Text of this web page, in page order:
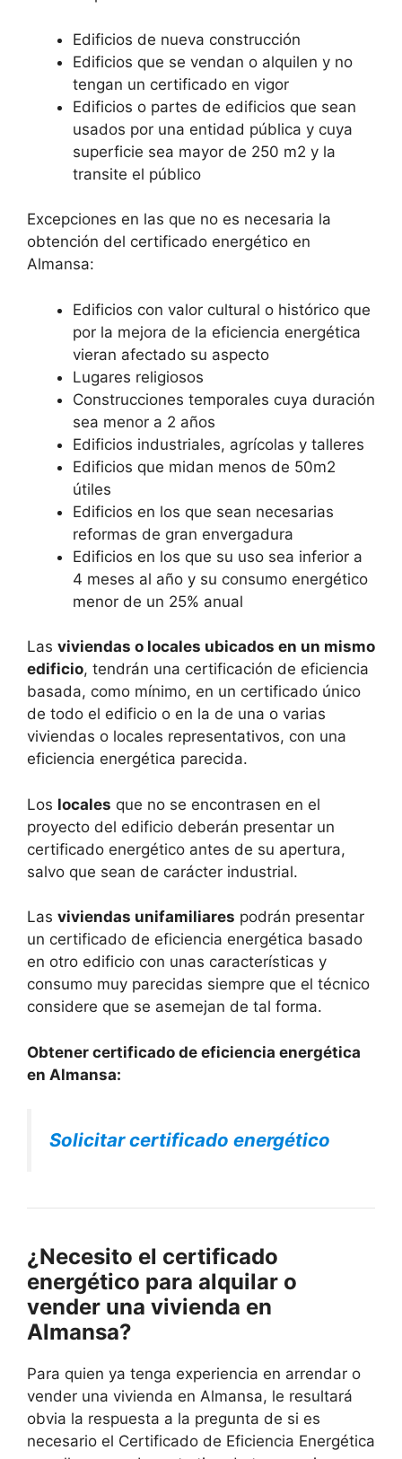
Edificios de nueva construcción
Edificios que se vendan o alquilen y no
tengan un certificado en vigor
Edificios o partes de edificios que sean
usados por una entidad pública y cuya
superficie sea mayor de 250 m2 y la
transite el público
Excepciones en las que no es necesaria la
obtención del certificado energético en
Almansa:
Edificios con valor cultural o histórico que
por la mejora de la eficiencia energética
vieran afectado su aspecto
Lugares religiosos
Construcciones temporales cuya duración
sea menor a 2 años
Edificios industriales, agrícolas y talleres
Edificios que midan menos de 50m2
útiles
Edificios en los que sean necesarias
reformas de gran envergadura
Edificios en los que su uso sea inferior a
4 meses al año y su consumo energético
menor de un 25% anual
Las viviendas o locales ubicados en un mismo
edificio, tendrán una certificación de eficiencia
basada, como mínimo, en un certificado único
de todo el edificio o en la de una o varias
viviendas o locales representativos, con una
eficiencia energética parecida.
Los locales que no se encontrasen en el
proyecto del edificio deberán presentar un
certificado energético antes de su apertura,
salvo que sean de carácter industrial.
Las viviendas unifamiliares podrán presentar
un certificado de eficiencia energética basado
en otro edificio con unas características y
consumo muy parecidas siempre que el técnico
considere que se asemejan de tal forma.
Obtener certificado de eficiencia energética
en Almansa:
Solicitar certificado energético
¿Necesito el certificado
energético para alquilar o
vender una vivienda en
Almansa?
Para quien ya tenga experiencia en arrendar o
vender una vivienda en Almansa, le resultará
obvia la respuesta a la pregunta de si es
necesario el Certificado de Eficiencia Energética